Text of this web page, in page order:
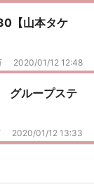
【山本タケ
2020/01/12 12:48
グループステ
2020/01/12 13:33